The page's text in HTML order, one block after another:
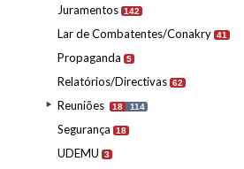
Juramentos 142
Lar de Combatentes/Conakry 41
Propaganda 5
Relatórios/Directivas 62
Reuniões 18 114
Segurança 18
UDEMU 3